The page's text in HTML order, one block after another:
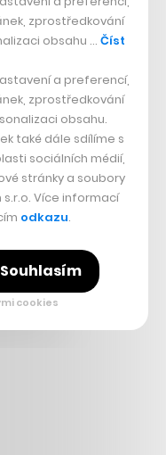
zprostředkování
obsahu … Číst
a preferencí,
zprostředkování
obsahu.
také dále sdílíme s
sociálních médií,
stránky a soubory
Více informací
odkazu.
Souhlasím
cookies